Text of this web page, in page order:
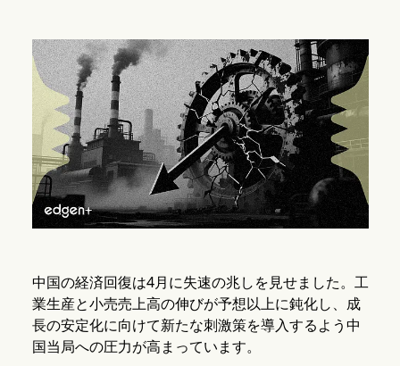
中国の経済回復は4月に失速の兆しを見せました。工
業生産と小売売上高の伸びが予想以上に鈍化し、成
長の安定化に向けて新たな刺激策を導入するよう中
国当局への圧力が高まっています。